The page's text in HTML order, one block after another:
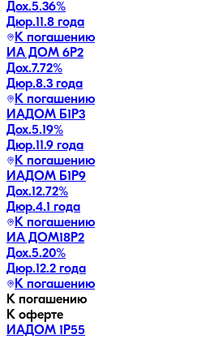
Дох.5.36%
Дюр.11.8 года
К погашению
ИА ДОМ 6P2
Дох.7.72%
Дюр.8.3 года
К погашению
ИАДОМ Б1P3
Дох.5.19%
Дюр.11.9 года
К погашению
ИАДОМ Б1P9
Дох.12.72%
Дюр.4.1 года
К погашению
ИА ДОМ18P2
Дох.5.20%
Дюр.12.2 года
К погашению
К погашению
К оферте
ИАДОМ 1P55